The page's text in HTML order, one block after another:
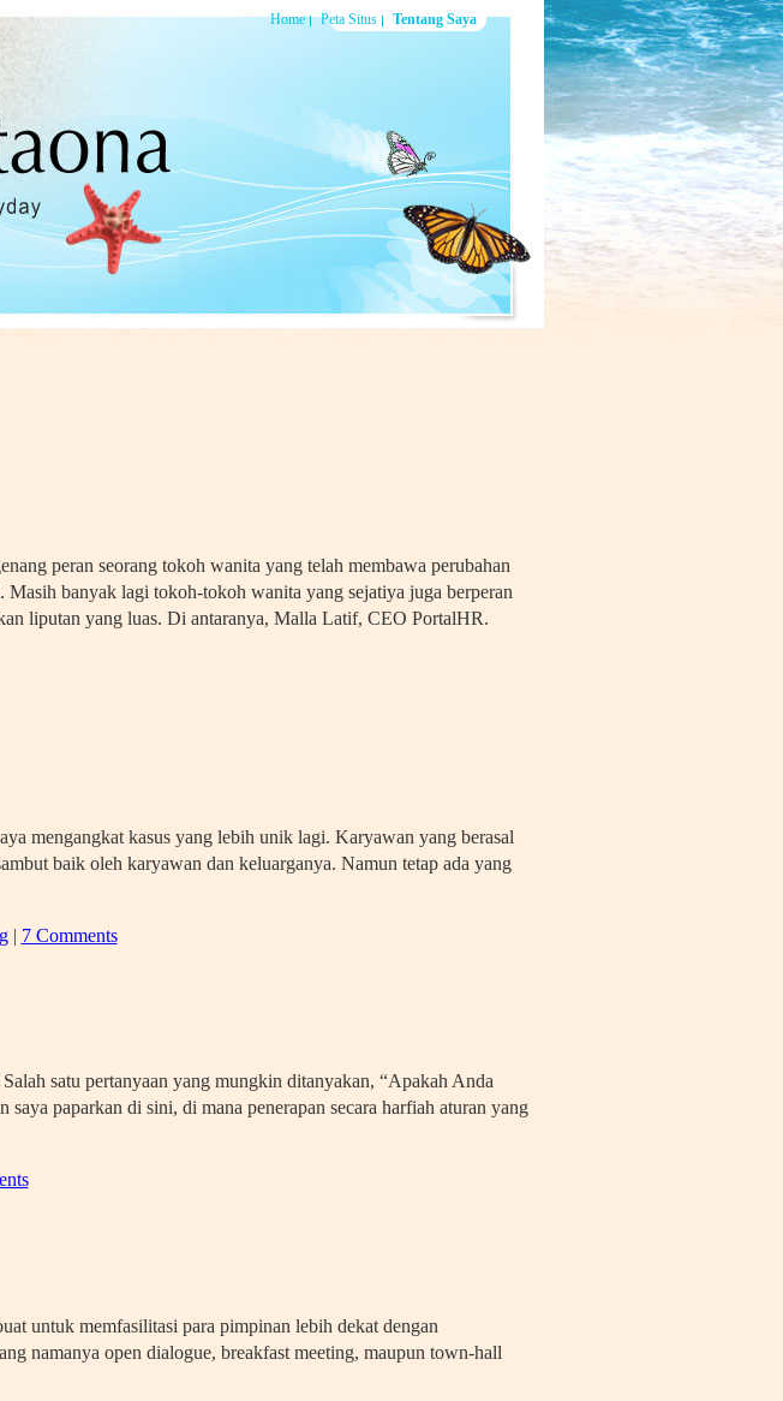
Home Peta Situs Tentang Saya
peran seorang tokoh wanita yang telah membawa perubahan
banyak lagi tokoh-tokoh wanita yang sejatiya juga berperan
liputan yang luas. Di antaranya, Malla Latif, CEO PortalHR.
mengangkat kasus yang lebih unik lagi. Karyawan yang berasal
baik oleh karyawan dan keluarganya. Namun tetap ada yang
| 7 Comments
satu pertanyaan yang mungkin ditanyakan, “Apakah Anda
paparkan di sini, di mana penerapan secara harfiah aturan yang
untuk memfasilitasi para pimpinan lebih dekat dengan
namanya open dialogue, breakfast meeting, maupun town-hall